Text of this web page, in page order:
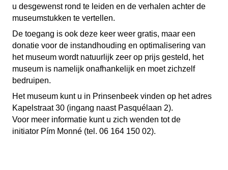
u desgewenst rond te leiden en de verhalen achter de
museumstukken te vertellen.
De toegang is ook deze keer weer gratis, maar een
donatie voor de instandhouding en optimalisering van
het museum wordt natuurlijk zeer op prijs gesteld, het
museum is namelijk onafhankelijk en moet zichzelf
bedruipen.
Het museum kunt u in Prinsenbeek vinden op het adres
Kapelstraat 30 (ingang naast Pasquélaan 2).
Voor meer informatie kunt u zich wenden tot de
initiator Pím Monné (tel. 06 164 150 02).